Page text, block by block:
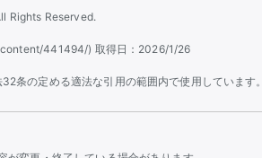
Rights Reserved.
441494/) 取得日：2026/1/26
条の定める適法な引用の範囲内で使用しています。